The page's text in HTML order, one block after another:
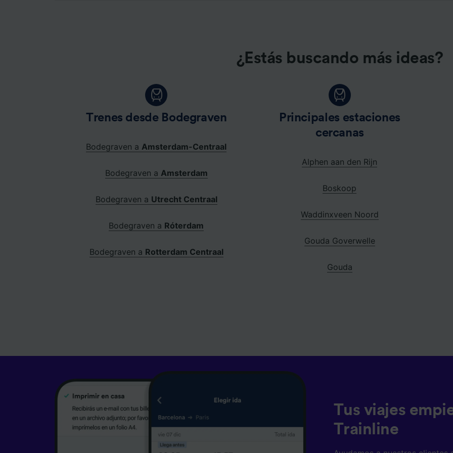
¿Estás buscando más ideas?
Trenes desde Bodegraven
Bodegraven a Amsterdam-Centraal
Bodegraven a Amsterdam
Bodegraven a Utrecht Centraal
Bodegraven a Róterdam
Bodegraven a Rotterdam Centraal
Principales estaciones
cercanas
Alphen aan den Rijn
Boskoop
Waddinxveen Noord
Gouda Goverwelle
Gouda
Tus viajes
Trainline